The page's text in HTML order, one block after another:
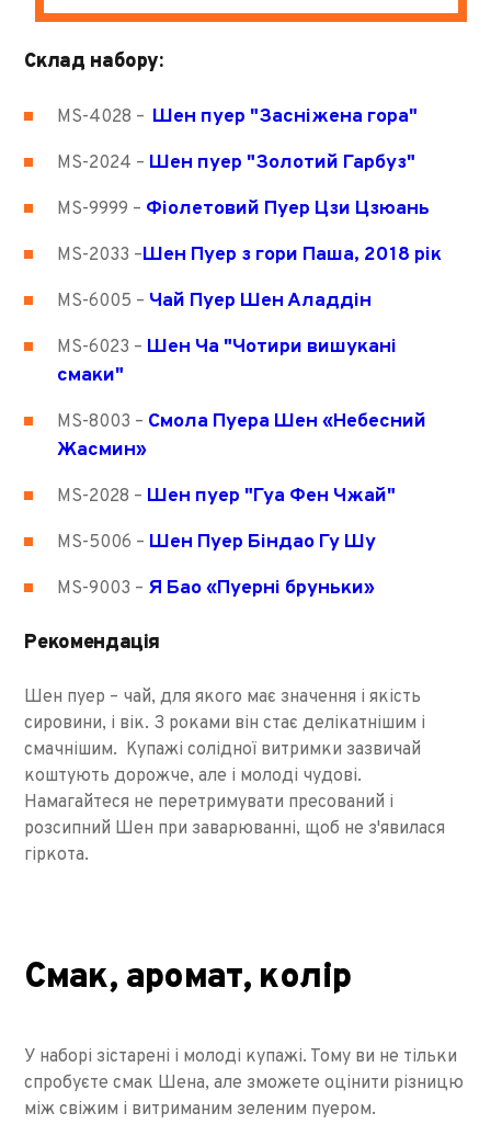
Склад набору:
MS-4028 – Шен пуер "Засніжена гора"
MS-2024 – Шен пуер "Золотий Гарбуз"
MS-9999 – Фіолетовий Пуер Цзи Цзюань
MS-2033 –Шен Пуер з гори Паша, 2018 рік
MS-6005 – Чай Пуер Шен Аладдін
MS-6023 – Шен Ча "Чотири вишукані
смаки"
MS-8003 – Смола Пуера Шен «Небесний
Жасмин»
MS-2028 – Шен пуер "Гуа Фен Чжай"
MS-5006 – Шен Пуер Біндао Гу Шу
MS-9003 – Я Бао «Пуерні бруньки»
Рекомендація
Шен пуер – чай, для якого має значення і якість
сировини, і вік. З роками він стає делікатнішим і
смачнішим. Купажі солідної витримки зазвичай
коштують дорожче, але і молоді чудові.
Намагайтеся не перетримувати пресований і
розсипний Шен при заварюванні, щоб не з'явилася
гіркота.
Смак, аромат, колір
У наборі зістарені і молоді купажі. Тому ви не тільки
спробуєте смак Шена, але зможете оцінити різницю
між свіжим і витриманим зеленим пуером.